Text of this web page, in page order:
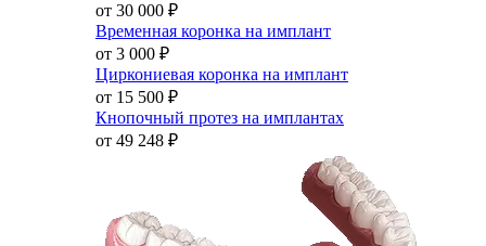
от 30 000 ₽
Временная коронка на имплант
от 3 000 ₽
Циркониевая коронка на имплант
от 15 500 ₽
Кнопочный протез на имплантах
от 49 248 ₽